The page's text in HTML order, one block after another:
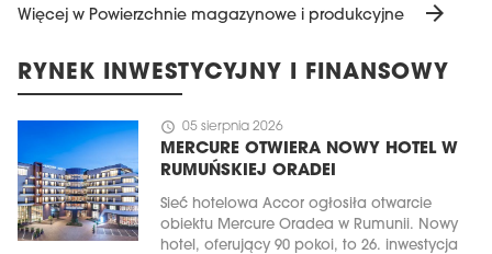
Więcej w Powierzchnie magazynowe i produkcyjne arrow_forward
RYNEK INWESTYCYJNY I FINANSOWY
schedule 05 sierpnia 2026
MERCURE OTWIERA NOWY HOTEL W
RUMUŃSKIEJ ORADEI
Sieć hotelowa Accor ogłosiła otwarcie
obiektu Mercure Oradea w Rumunii. Nowy
hotel, oferujący 90 pokoi, to 26. inwestycja